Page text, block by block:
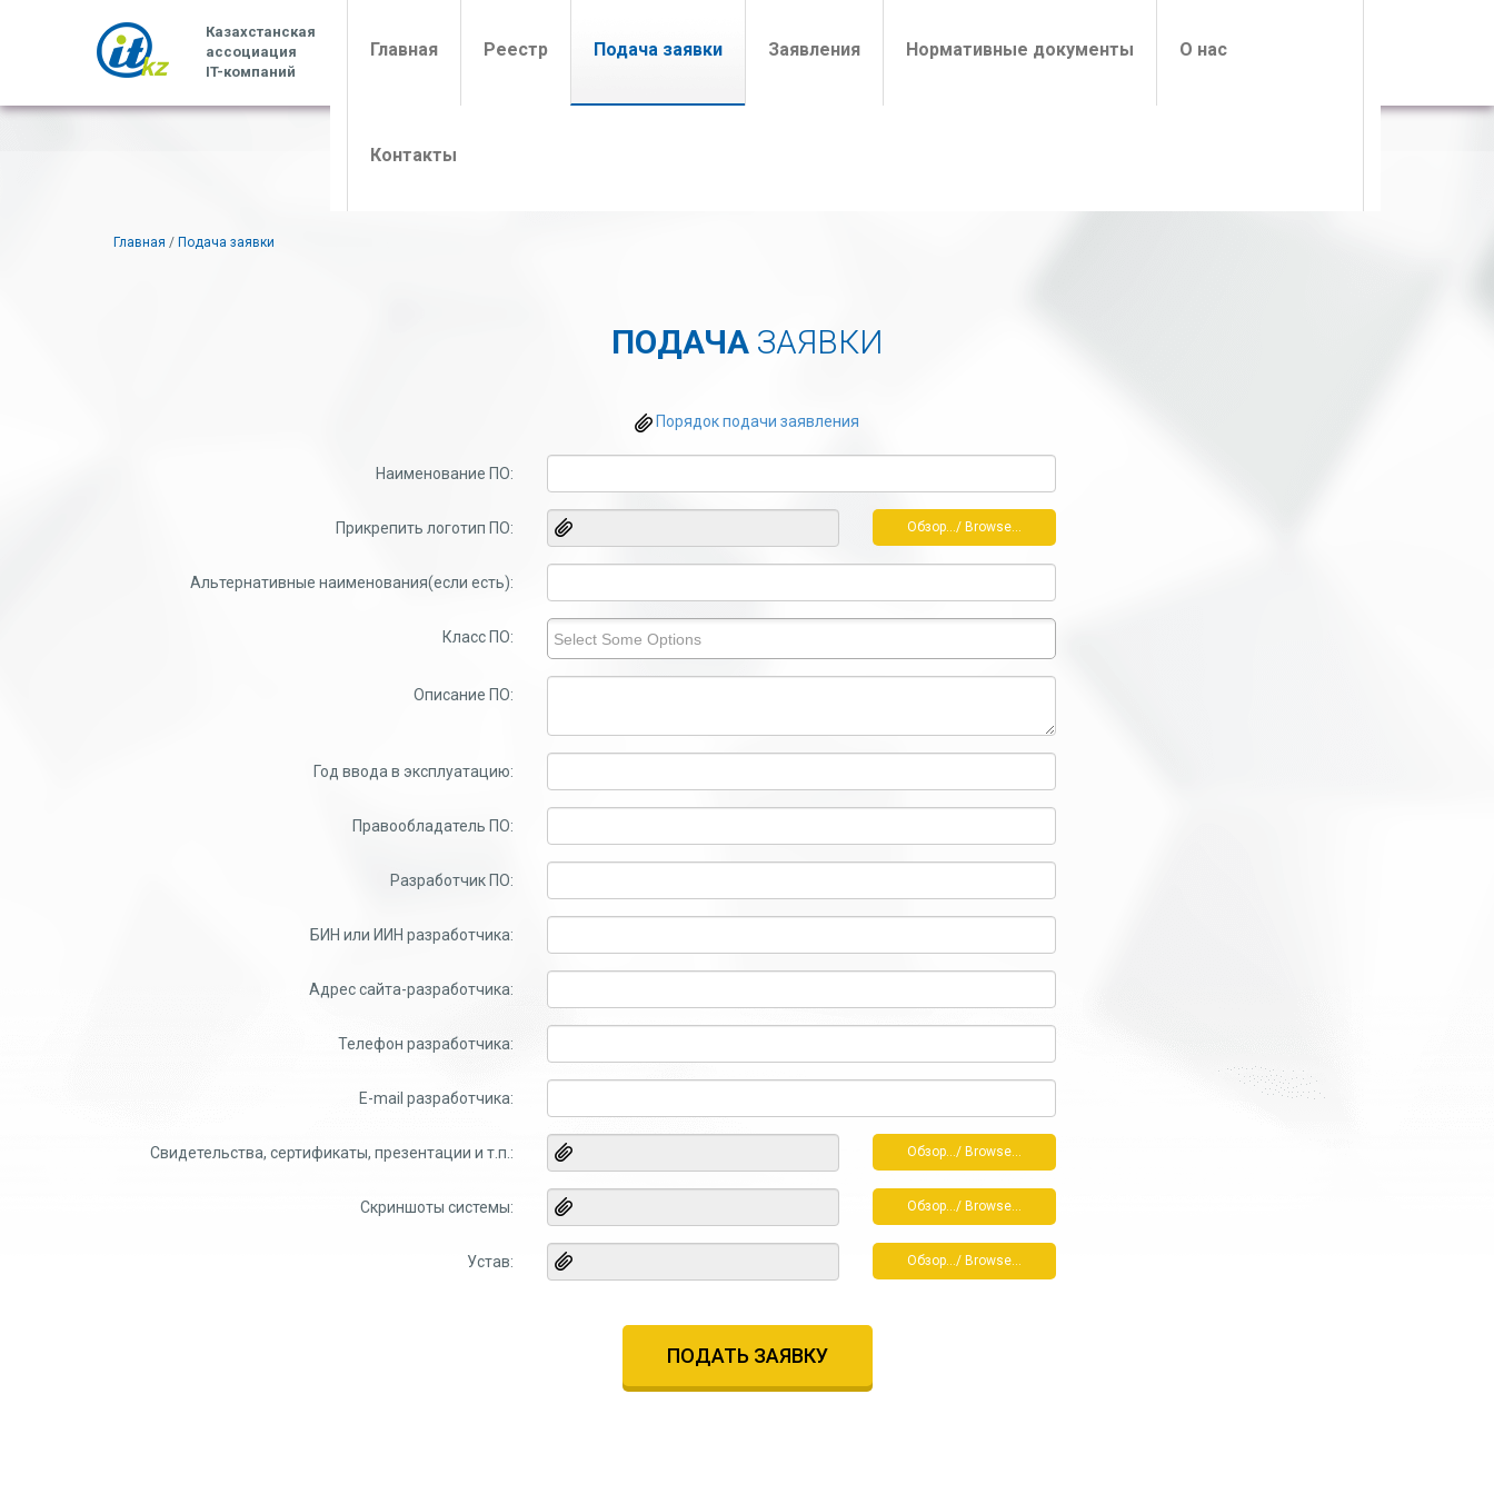
Казахстанская
ассоциация
IT-компаний
Главная(current)Реестр Подача заявки Заявления Нормативные документы О нас
Контакты
Главная / Подача заявки
ПОДАЧАЗАЯВКИ
Порядок подачи заявления
Наименование ПО:
Прикрепить логотип ПО: Обзор.../ Browse...
Альтернативные наименования(если есть):
Класс ПО:
Описание ПО:
Год ввода в эксплуатацию:
Правообладатель ПО:
Разработчик ПО:
БИН или ИИН разработчика:
Адрес сайта-разработчика:
Телефон разработчика:
E-mail разработчика:
Свидетельства, сертификаты, презентации и т.п.: Обзор.../ Browse...
Скриншоты системы: Обзор.../ Browse...
Устав: Обзор.../ Browse...
ПОДАТЬ ЗАЯВКУ